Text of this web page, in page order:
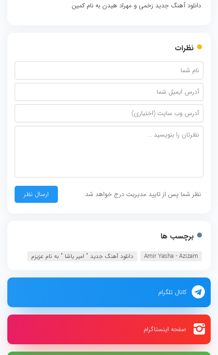
دانلود آهنگ جدید زخمی و مهراد هیدن به نام کمین
نظرات
نظر شما پس از تایید مدیریت درج خواهد شد
برچسب ها
Amir Yasha - Azizam دانلود آهنگ جديد " امیر یاشا " به نام عزیزم
کانال تلگرام
صفحه اینستاگرام